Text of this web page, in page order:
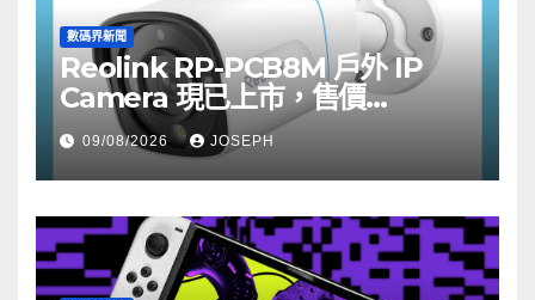
數碼界新聞
Reolink RP-PCB8M 戶外 IP
Camera 現已上市，售價
HK$722
09/08/2026 JOSEPH